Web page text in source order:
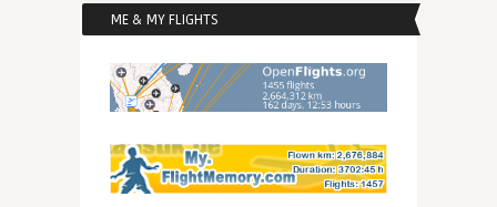
ME & MY FLIGHTS